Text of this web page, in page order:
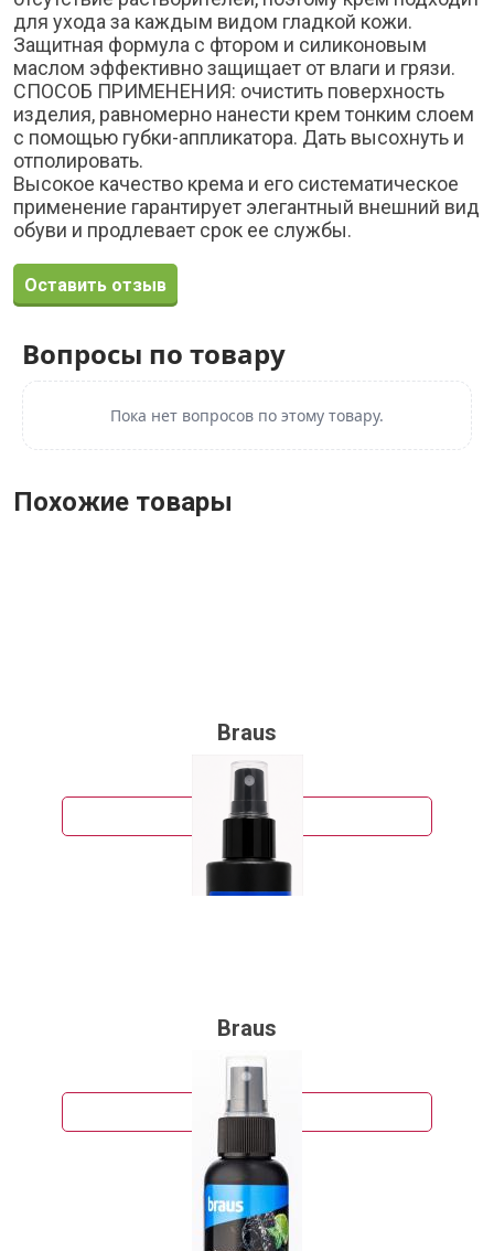
для ухода за каждым видом гладкой кожи.
Защитная формула с фтором и силиконовым
маслом эффективно защищает от влаги и грязи.
СПОСОБ ПРИМЕНЕНИЯ: очистить поверхность
изделия, равномерно нанести крем тонким слоем
с помощью губки-аппликатора. Дать высохнуть и
отполировать.
Высокое качество крема и его систематическое
применение гарантирует элегантный внешний вид
обуви и продлевает срок ее службы.
Оставить отзыв
Вопросы по товару
Пока нет вопросов по этому товару.
Похожие товары
Braus
254 руб.
Подробнее
Braus
220 руб.
Подробнее